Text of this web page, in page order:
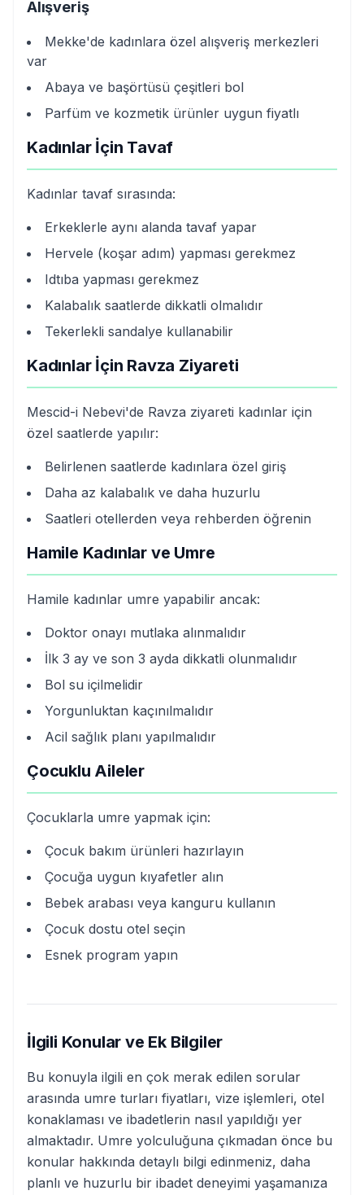
Alışveriş
Mekke'de kadınlara özel alışveriş merkezleri
var
Abaya ve başörtüsü çeşitleri bol
Parfüm ve kozmetik ürünler uygun fiyatlı
Kadınlar İçin Tavaf
Kadınlar tavaf sırasında:
Erkeklerle aynı alanda tavaf yapar
Hervele (koşar adım) yapması gerekmez
Idtıba yapması gerekmez
Kalabalık saatlerde dikkatli olmalıdır
Tekerlekli sandalye kullanabilir
Kadınlar İçin Ravza Ziyareti
Mescid-i Nebevi'de Ravza ziyareti kadınlar için
özel saatlerde yapılır:
Belirlenen saatlerde kadınlara özel giriş
Daha az kalabalık ve daha huzurlu
Saatleri otellerden veya rehberden öğrenin
Hamile Kadınlar ve Umre
Hamile kadınlar umre yapabilir ancak:
Doktor onayı mutlaka alınmalıdır
İlk 3 ay ve son 3 ayda dikkatli olunmalıdır
Bol su içilmelidir
Yorgunluktan kaçınılmalıdır
Acil sağlık planı yapılmalıdır
Çocuklu Aileler
Çocuklarla umre yapmak için:
Çocuk bakım ürünleri hazırlayın
Çocuğa uygun kıyafetler alın
Bebek arabası veya kanguru kullanın
Çocuk dostu otel seçin
Esnek program yapın
İlgili Konular ve Ek Bilgiler
Bu konuyla ilgili en çok merak edilen sorular
arasında umre turları fiyatları, vize işlemleri, otel
konaklaması ve ibadetlerin nasıl yapıldığı yer
almaktadır. Umre yolculuğuna çıkmadan önce bu
konular hakkında detaylı bilgi edinmeniz, daha
planlı ve huzurlu bir ibadet deneyimi yaşamanıza